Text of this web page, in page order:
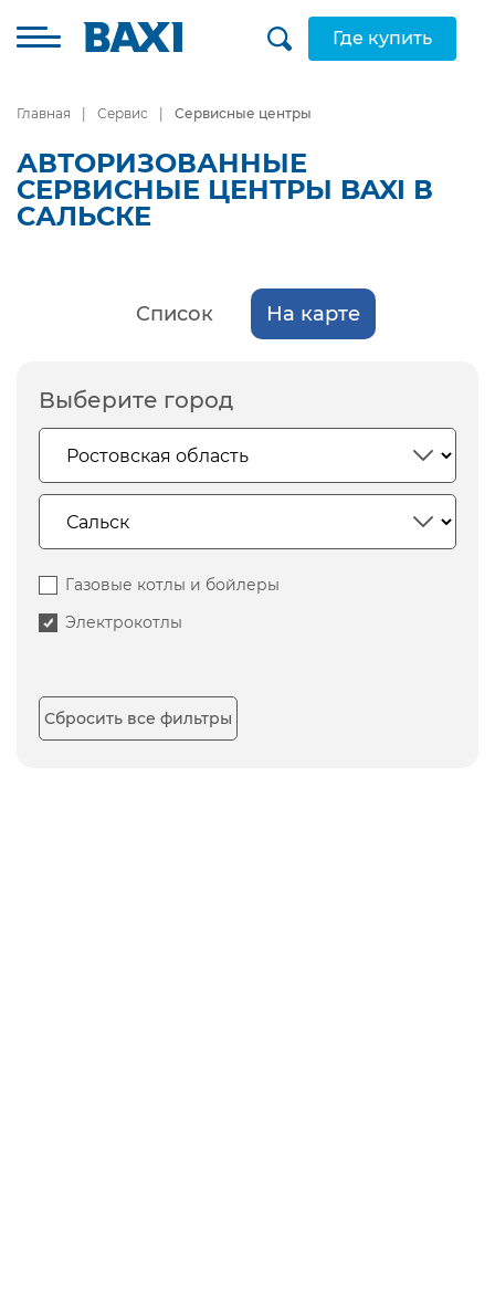
Где купить
Главная Сервис Сервисные центры
АВТОРИЗОВАННЫЕ
СЕРВИСНЫЕ ЦЕНТРЫ BAXI В
САЛЬСКЕ
Список На карте
Выберите город
Газовые котлы и бойлеры
Электрокотлы
Сбросить все фильтры